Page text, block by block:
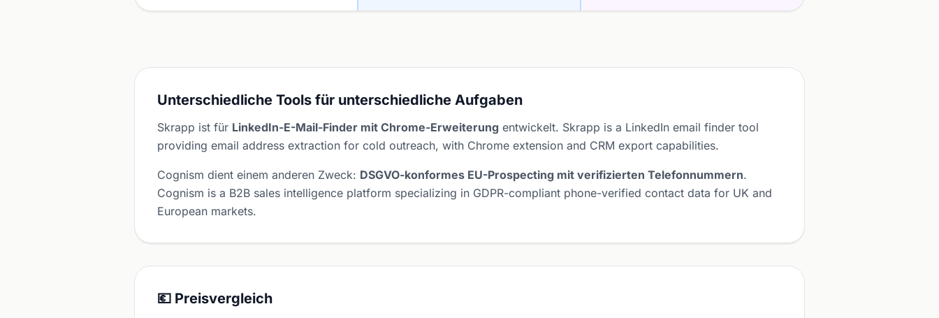
Unterschiedliche Tools für unterschiedliche Aufgaben
Skrapp ist für LinkedIn-E-Mail-Finder mit Chrome-Erweiterung entwickelt. Skrapp is a LinkedIn email finder tool
providing email address extraction for cold outreach, with Chrome extension and CRM export capabilities.
Cognism dient einem anderen Zweck: DSGVO-konformes EU-Prospecting mit verifizierten Telefonnummern.
Cognism is a B2B sales intelligence platform specializing in GDPR-compliant phone-verified contact data for UK and
European markets.
💶 Preisvergleich